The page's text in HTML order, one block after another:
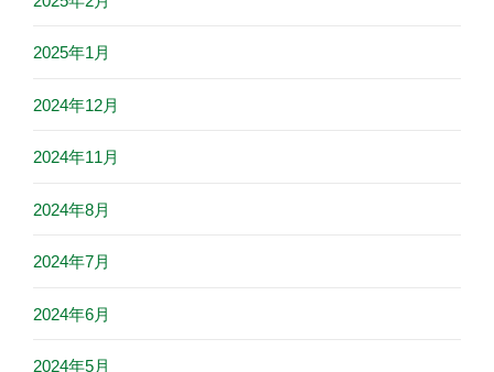
2025年1月
2024年12月
2024年11月
2024年8月
2024年7月
2024年6月
2024年5月